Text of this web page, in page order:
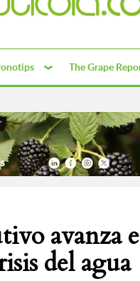
The Grape
avanza
del agua